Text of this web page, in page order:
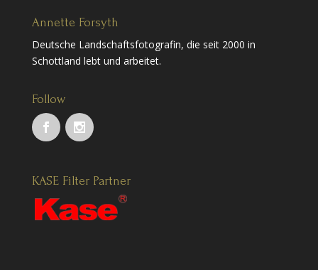
Annette Forsyth
Deutsche Landschaftsfotografin, die seit 2000 in
Schottland lebt und arbeitet.
Follow
KASE Filter Partner